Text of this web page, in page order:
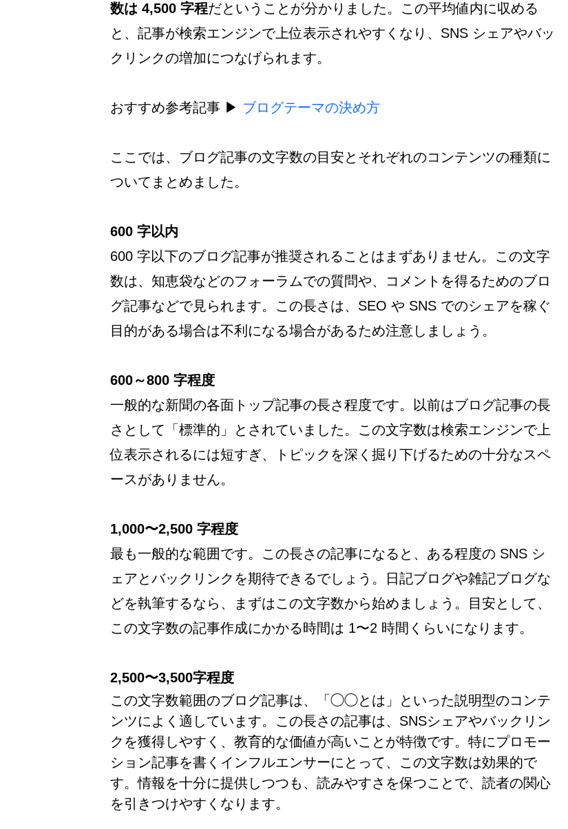
数は 4,500 字程だということが分かりました。この平均値内に収める
と、記事が検索エンジンで上位表示されやすくなり、SNS シェアやバッ
クリンクの増加につなげられます。
おすすめ参考記事 ▶︎ ブログテーマの決め方
ここでは、ブログ記事の文字数の目安とそれぞれのコンテンツの種類に
ついてまとめました。
600 字以内
600 字以下のブログ記事が推奨されることはまずありません。この文字
数は、知恵袋などのフォーラムでの質問や、コメントを得るためのブロ
グ記事などで見られます。この長さは、SEO や SNS でのシェアを稼ぐ
目的がある場合は不利になる場合があるため注意しましょう。
600～800 字程度
一般的な新聞の各面トップ記事の長さ程度です。以前はブログ記事の長
さとして「標準的」とされていました。この文字数は検索エンジンで上
位表示されるには短すぎ、トピックを深く掘り下げるための十分なスペ
ースがありません。
1,000〜2,500 字程度
最も一般的な範囲です。この長さの記事になると、ある程度の SNS シ
ェアとバックリンクを期待できるでしょう。日記ブログや雑記ブログな
どを執筆するなら、まずはこの文字数から始めましょう。目安として、
この文字数の記事作成にかかる時間は 1〜2 時間くらいになります。
2,500〜3,500字程度
この文字数範囲のブログ記事は、「◯◯とは」といった説明型のコンテ
ンツによく適しています。この長さの記事は、SNSシェアやバックリン
クを獲得しやすく、教育的な価値が高いことが特徴です。特にプロモー
ション記事を書くインフルエンサーにとって、この文字数は効果的で
す。情報を十分に提供しつつも、読みやすさを保つことで、読者の関心
を引きつけやすくなります。